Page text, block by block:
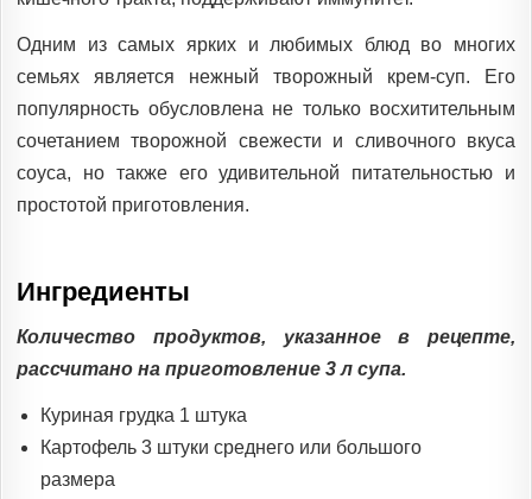
Одним из самых ярких и любимых блюд во многих
семьях является нежный творожный крем-суп. Его
популярность обусловлена не только восхитительным
сочетанием творожной свежести и сливочного вкуса
соуса, но также его удивительной питательностью и
простотой приготовления.
Ингредиенты
Количество продуктов, указанное в рецепте,
рассчитано на приготовление 3 л супа.
Куриная грудка 1 штука
Картофель 3 штуки среднего или большого
размера